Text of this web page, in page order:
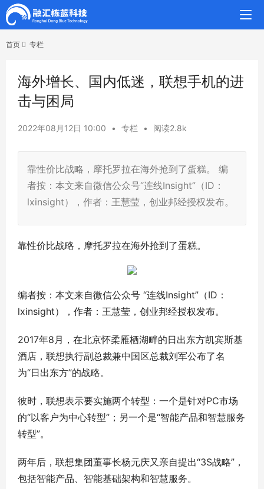
首页 专栏
海外增长、国内低迷，联想手机的进
击与困局
2022年08月12日 10:00 • 专栏 • 阅读2.8k
靠性价比战略，摩托罗拉在海外抢到了蛋糕。 编
者按：本文来自微信公众号“连线Insight”（ID：
lxinsight），作者：王慧莹，创业邦经授权发布。
靠性价比战略，摩托罗拉在海外抢到了蛋糕。
编者按：本文来自微信公众号 “连线Insight”（ID：
lxinsight），作者：王慧莹，创业邦经授权发布。
2017年8月，在北京怀柔雁栖湖畔的日出东方凯宾斯基
酒店，联想执行副总裁兼中国区总裁刘军公布了名
为“日出东方”的战略。
彼时，联想表示要实施两个转型：一个是针对PC市场
的“以客户为中心转型”；另一个是“智能产品和智慧服务
转型”。
两年后，联想集团董事长杨元庆又亲自提出“3S战略”，
包括智能产品、智能基础架构和智慧服务。